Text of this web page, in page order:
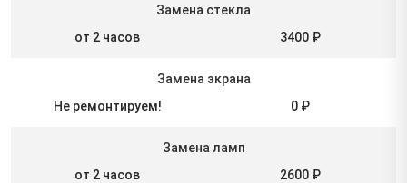
Замена стекла
от 2 часов
3400 ₽
Замена экрана
Не ремонтируем!
0 ₽
Замена ламп
от 2 часов
2600 ₽